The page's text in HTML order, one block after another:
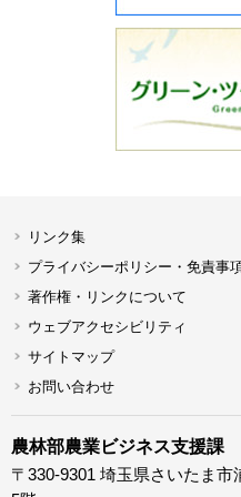
リンク集
プライバシーポリシー・免責事
著作権・リンクについて
ウェブアクセシビリティ
サイトマップ
お問い合わせ
農林部農業ビジネス支援課
〒330-9301 埼玉県さいたま